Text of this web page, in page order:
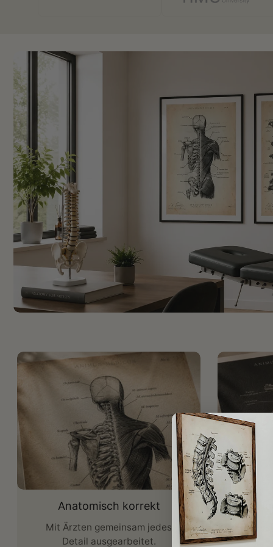
Anatomisch korrekt
Mit Ärzten gemeinsam jedes
Detail ausgearbeitet.
UV-